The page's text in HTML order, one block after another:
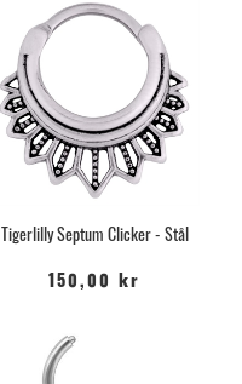
Tigerlilly Septum Clicker - Stål
150,00 kr